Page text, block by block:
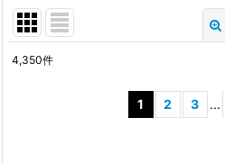
4,350件
1 2 3 ...